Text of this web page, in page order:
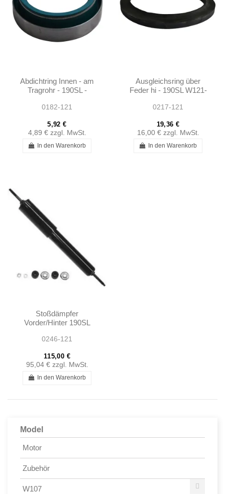
Abdichtring Innen - am
Tragrohr - 190SL -
0182-121
5,92 €
4,89 € zzgl. MwSt.
In den Warenkorb
Ausgleichsring über
Feder hi - 190SL W121-
0217-121
19,36 €
16,00 € zzgl. MwSt.
In den Warenkorb
Stoßdämpfer
Vorder/Hinter 190SL
1803260400
0246-121
115,00 €
95,04 € zzgl. MwSt.
In den Warenkorb
Model
Motor
Zubehör
W107